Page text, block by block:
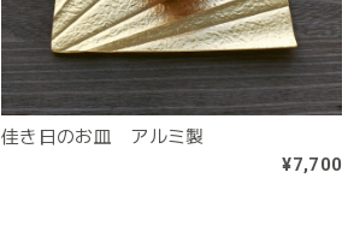
佳き日のお皿 アルミ製
¥7,700